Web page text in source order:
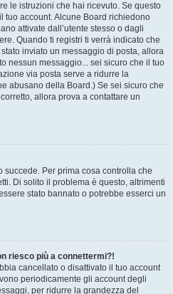
le istruzioni che hai ricevuto. Se questo
tuo account. Alcune Board richiedono
attivate dall’utente stesso o dagli
Quando ti registri ti verrà indicato che
inviato un messaggio di posta, allora
nessun messaggio... sei sicuro che il tuo
via posta serve a ridurre la
abusano della Board.) Se sei sicuro che
allora prova a contattare un
Per prima cosa controlla che
Di solito il problema è questo, altrimenti
stato bannato o potrebbe esserci un
riesco più a connettermi?!
cancellato o disattivato il tuo account
periodicamente gli account degli
per ridurre la grandezza del